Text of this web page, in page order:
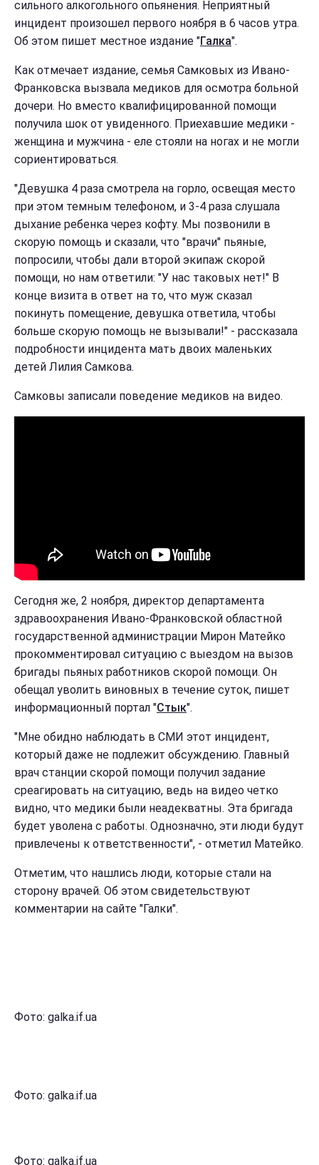
сильного алкогольного опьянения. Неприятный
инцидент произошел первого ноября в 6 часов утра.
Об этом пишет местное издание "Галка".
Как отмечает издание, семья Самковых из Ивано-
Франковска вызвала медиков для осмотра больной
дочери. Но вместо квалифицированной помощи
получила шок от увиденного. Приехавшие медики -
женщина и мужчина - еле стояли на ногах и не могли
сориентироваться.
"Девушка 4 раза смотрела на горло, освещая место
при этом темным телефоном, и 3-4 раза слушала
дыхание ребенка через кофту. Мы позвонили в
скорую помощь и сказали, что "врачи" пьяные,
попросили, чтобы дали второй экипаж скорой
помощи, но нам ответили: "У нас таковых нет!" В
конце визита в ответ на то, что муж сказал
покинуть помещение, девушка ответила, чтобы
больше скорую помощь не вызывали!" - рассказала
подробности инцидента мать двоих маленьких
детей Лилия Самкова.
Самковы записали поведение медиков на видео.
Сегодня же, 2 ноября, директор департамента
здравоохранения Ивано-Франковской областной
государственной администрации Мирон Матейко
прокомментировал ситуацию с выездом на вызов
бригады пьяных работников скорой помощи. Он
обещал уволить виновных в течение суток, пишет
информационный портал "Стык".
"Мне обидно наблюдать в СМИ этот инцидент,
который даже не подлежит обсуждению. Главный
врач станции скорой помощи получил задание
среагировать на ситуацию, ведь на видео четко
видно, что медики были неадекватны. Эта бригада
будет уволена с работы. Однозначно, эти люди будут
привлечены к ответственности", - отметил Матейко.
Отметим, что нашлись люди, которые стали на
сторону врачей. Об этом свидетельствуют
комментарии на сайте "Галки".
Фото: galka.if.ua
Фото: galka.if.ua
Фото: galka.if.ua